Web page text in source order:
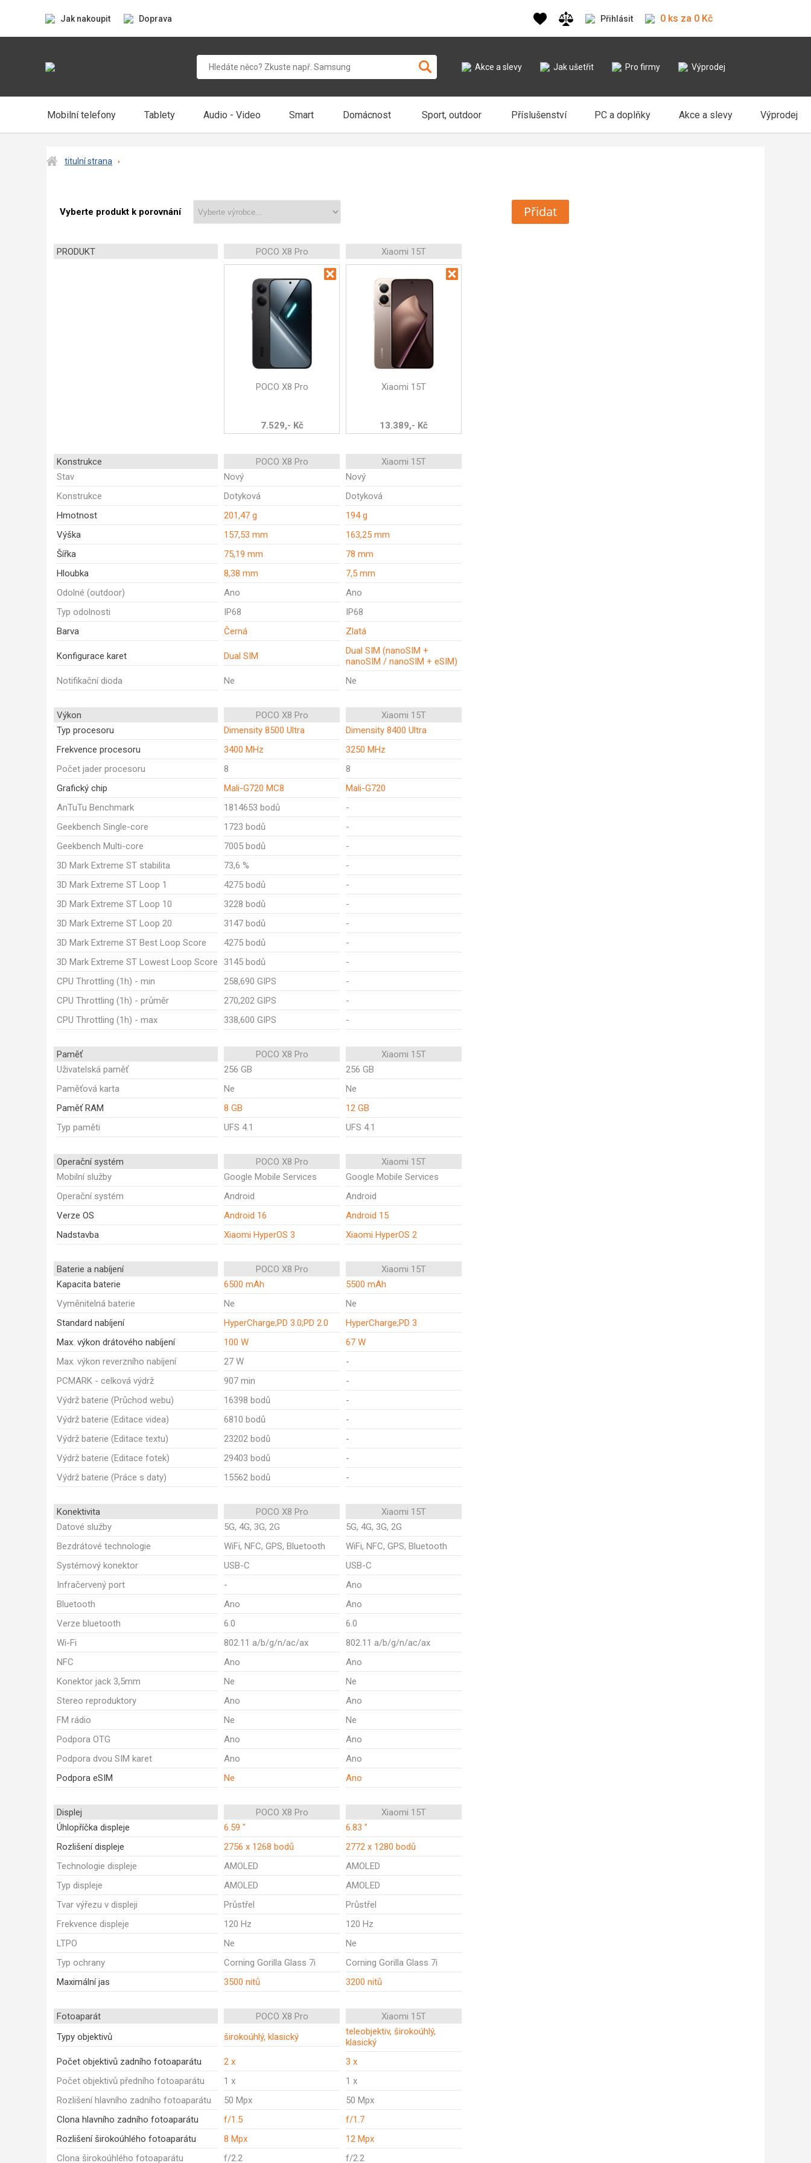
Jak nakoupit Doprava Přihlásit 0 ks za 0 Kč
Akce a slevy Jak ušetřit Pro firmy Výprodej
Mobilní telefony Tablety Audio - Video Smart Domácnost Sport, outdoor Příslušenství PC a doplňky Akce a slevy Výprodej
titulní strana
Vyberte produkt k porovnání Přidat
PRODUKT POCO X8 Pro Xiaomi 15T
POCO X8 Pro
7.529,- Kč
Xiaomi 15T
13.389,- Kč
Konstrukce POCO X8 Pro
Xiaomi 15T
Stav
Nový
Nový
Konstrukce
Dotyková
Dotyková
Hmotnost
201,47 g
194 g
Výška
157,53 mm
163,25 mm
Šířka
75,19 mm
78 mm
Hloubka
8,38 mm
7,5 mm
Odolné (outdoor)
Ano
Ano
Typ odolnosti
IP68
IP68
Barva
Černá Zlatá
Konfigurace karet Dual SIM
Dual SIM (nanoSIM +
nanoSIM / nanoSIM + eSIM)
Notifikační dioda
Ne Ne
Výkon POCO X8 Pro
Xiaomi 15T
Typ procesoru
Dimensity 8500 Ultra
Dimensity 8400 Ultra
Frekvence procesoru
3400 MHz
3250 MHz
Počet jader procesoru
8
8
Grafický chip
Mali-G720 MC8
Mali-G720
AnTuTu Benchmark
1814653 bodů
-
Geekbench Single-core
1723 bodů
-
Geekbench Multi-core
7005 bodů
-
3D Mark Extreme ST stabilita
73,6 %
-
3D Mark Extreme ST Loop 1
4275 bodů
-
3D Mark Extreme ST Loop 10
3228 bodů
-
3D Mark Extreme ST Loop 20
3147 bodů
-
3D Mark Extreme ST Best Loop Score
4275 bodů
-
3D Mark Extreme ST Lowest Loop Score
3145 bodů
-
CPU Throttling (1h) - min
258,690 GIPS
-
CPU Throttling (1h) - průměr
270,202 GIPS
-
CPU Throttling (1h) - max
338,600 GIPS -
Paměť POCO X8 Pro
Xiaomi 15T
Uživatelská paměť
256 GB
256 GB
Paměťová karta
Ne
Ne
Paměť RAM
8 GB
12 GB
Typ paměti
UFS 4.1 UFS 4.1
Operační systém POCO X8 Pro
Xiaomi 15T
Mobilní služby
Google Mobile Services
Google Mobile Services
Operační systém
Android
Android
Verze OS
Android 16
Android 15
Nadstavba
Xiaomi HyperOS 3 Xiaomi HyperOS 2
Baterie a nabíjení POCO X8 Pro
Xiaomi 15T
Kapacita baterie
6500 mAh
5500 mAh
Vyměnitelná baterie
Ne
Ne
Standard nabíjení
HyperCharge;PD 3.0;PD 2.0
HyperCharge;PD 3
Max. výkon drátového nabíjení
100 W
67 W
Max. výkon reverzního nabíjení
27 W
-
PCMARK - celková výdrž
907 min
-
Výdrž baterie (Průchod webu)
16398 bodů
-
Výdrž baterie (Editace videa)
6810 bodů
-
Výdrž baterie (Editace textu)
23202 bodů
-
Výdrž baterie (Editace fotek)
29403 bodů
-
Výdrž baterie (Práce s daty)
15562 bodů -
Konektivita POCO X8 Pro
Xiaomi 15T
Datové služby
5G, 4G, 3G, 2G
5G, 4G, 3G, 2G
Bezdrátové technologie
WiFi, NFC, GPS, Bluetooth
WiFi, NFC, GPS, Bluetooth
Systémový konektor
USB-C
USB-C
Infračervený port
-
Ano
Bluetooth
Ano
Ano
Verze bluetooth
6.0
6.0
Wi-Fi
802.11 a/b/g/n/ac/ax
802.11 a/b/g/n/ac/ax
NFC
Ano
Ano
Konektor jack 3,5mm
Ne
Ne
Stereo reproduktory
Ano
Ano
FM rádio
Ne
Ne
Podpora OTG
Ano
Ano
Podpora dvou SIM karet
Ano
Ano
Podpora eSIM
Ne Ano
Displej POCO X8 Pro
Xiaomi 15T
Úhlopříčka displeje
6.59 "
6.83 "
Rozlišení displeje
2756 x 1268 bodů
2772 x 1280 bodů
Technologie displeje
AMOLED
AMOLED
Typ displeje
AMOLED
AMOLED
Tvar výřezu v displeji
Průstřel
Průstřel
Frekvence displeje
120 Hz
120 Hz
LTPO
Ne
Ne
Typ ochrany
Corning Gorilla Glass 7i
Corning Gorilla Glass 7i
Maximální jas
3500 nitů 3200 nitů
Fotoaparát POCO X8 Pro
Xiaomi 15T
Typy objektivů
širokoúhlý, klasický
teleobjektiv, širokoúhlý,
klasický
Počet objektivů zadního fotoaparátu
2 x
3 x
Počet objektivů předního fotoaparátu
1 x
1 x
Rozlišení hlavního zadního fotoaparátu
50 Mpx
50 Mpx
Clona hlavního zadního fotoaparátu
f/1.5
f/1.7
Rozlišení širokoúhlého fotoaparátu
8 Mpx
12 Mpx
Clona širokoúhlého fotoaparátu
f/2.2 f/2.2